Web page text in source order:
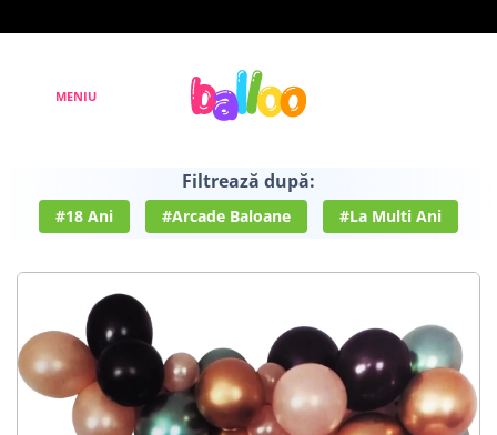
Filtrează după:
#18 Ani #Arcade Baloane #La Multi Ani